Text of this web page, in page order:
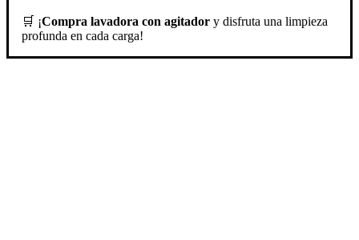
🛒 ¡Compra lavadora con agitador y disfruta una limpieza
profunda en cada carga!